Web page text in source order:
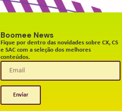
Boomee News
Fique por dentro das novidades sobre CX, CS
e SAC com a seleção dos melhores
conteúdos.
Enviar